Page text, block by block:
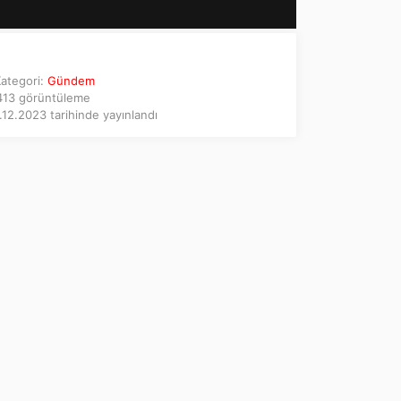
Gündem
görüntüleme
tarihinde yayınlandı